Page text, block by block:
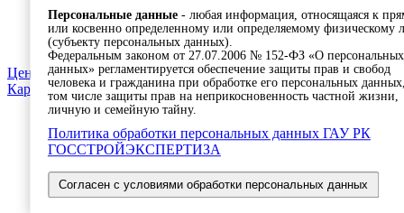
Персональные данные- любая информация, относящаяся к
или косвенно определенному или определяемому физическому
(субъекту персональных данных).
Федеральным законом от 27.07.2006 № 152-ФЗ «О персональных
данных» регламентируется обеспечение защиты прав и свобод
человека и гражданина при обработке его персональных
том числе защиты прав на неприкосновенность частной жизни,
личную и семейную тайну.
Политика обработки персональных данных ГАУ РК
ГОССТРОЙЭКСПЕРТИЗА
Согласен с условиями обработки персональных данных
Государственная экспертиза
Согласование проекта задания на проектирование
Консультационные услуги
Ценообразование
Карта сайта
Главная
Противодействие
коррупции »
В помощь
Требования